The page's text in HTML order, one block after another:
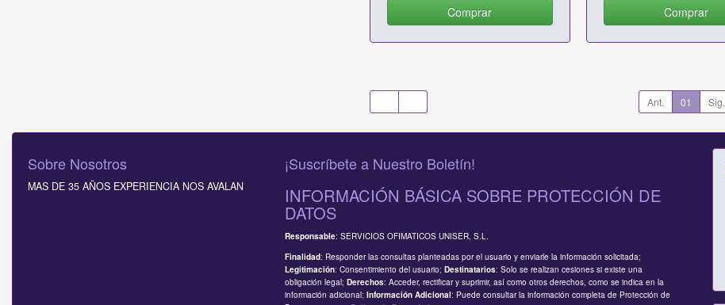
Comprar Comprar
Ant. 01 Sig.
Sobre Nosotros
MAS DE 35 AÑOS EXPERIENCIA NOS AVALAN
¡Suscríbete a Nuestro Boletín!
INFORMACIÓN BÁSICA SOBRE PROTECCIÓN DE
DATOS
Responsable: SERVICIOS OFIMATICOS UNISER, S.L.
Finalidad: Responder las consultas planteadas por el usuario y enviarle la información solicitada;
Legitimación: Consentimiento del usuario; Destinatarios: Solo se realizan cesiones si existe una
obligación legal; Derechos: Acceder, rectificar y suprimir, así como otros derechos, como se indica en la
información adicional; Información Adicional: Puede consultar la información completa de Protección de